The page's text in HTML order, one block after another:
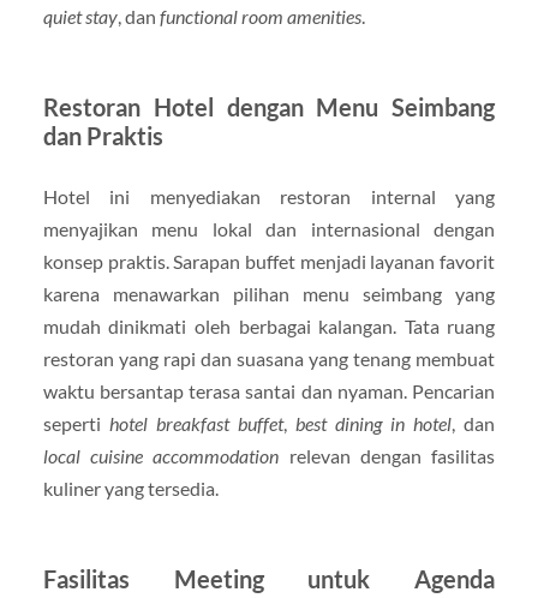
quiet stay, dan functional room amenities.
Restoran Hotel dengan Menu Seimbang
dan Praktis
Hotel ini menyediakan restoran internal yang
menyajikan menu lokal dan internasional dengan
konsep praktis. Sarapan buffet menjadi layanan favorit
karena menawarkan pilihan menu seimbang yang
mudah dinikmati oleh berbagai kalangan. Tata ruang
restoran yang rapi dan suasana yang tenang membuat
waktu bersantap terasa santai dan nyaman. Pencarian
seperti hotel breakfast buffet,best dining in hotel, dan
local cuisine accommodation relevan dengan fasilitas
kuliner yang tersedia.
Fasilitas Meeting untuk Agenda